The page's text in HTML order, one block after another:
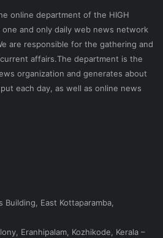
online department of the HIGH
one and only daily web news network
are responsible for the gathering and
affairs.The department is the
organization and generates about
each day, as well as online news
Building, East Kottaparamba,
Eranhipalam, Kozhikode, Kerala –